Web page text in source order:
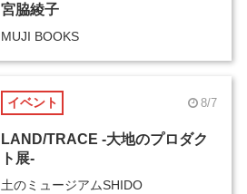
宮脇綾子
MUJI BOOKS
イベント 8/7
LAND/TRACE -大地のプロダク
ト展-
土のミュージアムSHIDO